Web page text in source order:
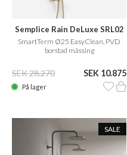
Semplice Rain DeLuxe SRL02
SmartTerm Ø25 EasyClean, PVD
borstad mässing
SEK 28.270 SEK 10.875
På lager
SALE